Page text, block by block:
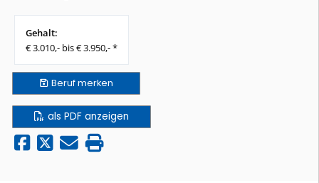
Gehalt:
€ 3.010,- bis € 3.950,- *
Berufmerken
als PDF anzeigen